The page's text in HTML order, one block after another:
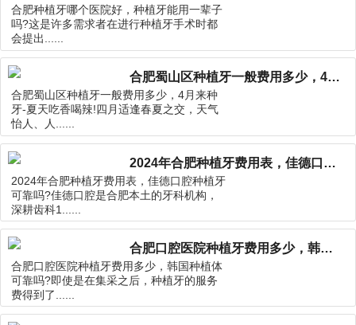
合肥种植牙哪个医院好，种植牙能用一辈子
吗?这是许多需求者在进行种植牙手术时都
会提出......
合肥蜀山区种植牙一般费用多少，4月来种牙-夏天吃香喝辣!
合肥蜀山区种植牙一般费用多少，4月来种
牙-夏天吃香喝辣!四月适逢春夏之交，天气
怡人、人......
2024年合肥种植牙费用表，佳德口腔种植牙
可靠吗?佳德口腔是合肥本土的牙科机构，
深耕齿科1......
合肥口腔医院种植牙费用多少，韩国种植体可靠吗?
合肥口腔医院种植牙费用多少，韩国种植体
可靠吗?即使是在集采之后，种植牙的服务
费得到了......